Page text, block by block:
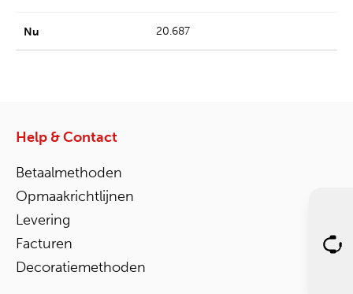
20.687
Help & Contact
Betaalmethoden
Opmaakrichtlijnen
Levering
Facturen
Decoratiemethoden